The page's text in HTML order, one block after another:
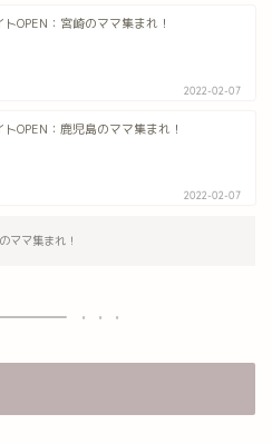
OPEN：宮崎のママ集まれ！
2022-02-07
OPEN：鹿児島のママ集まれ！
2022-02-07
ママ集まれ！